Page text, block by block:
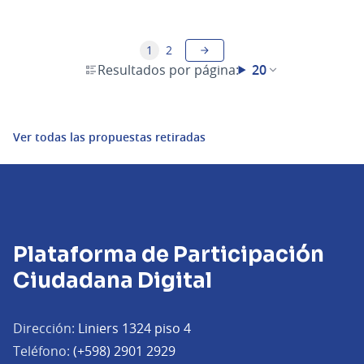
Resultados por página: 20
1 2
Ver todas las propuestas retiradas
Plataforma de Participación
Ciudadana Digital
Dirección: Liniers 1324 piso 4
Teléfono: (+598) 2901 2929